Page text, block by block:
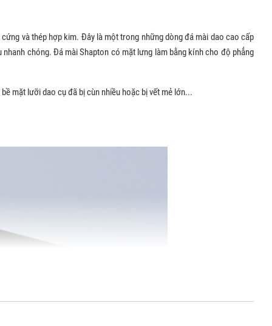
và thép hợp kim. Đây là một trong những dòng đá mài dao cao cấp
chóng. Đá mài Shapton có mặt lưng làm bằng kính cho độ phẳng
mặt lưỡi dao cụ đã bị cùn nhiều hoặc bị vết mẻ lớn...